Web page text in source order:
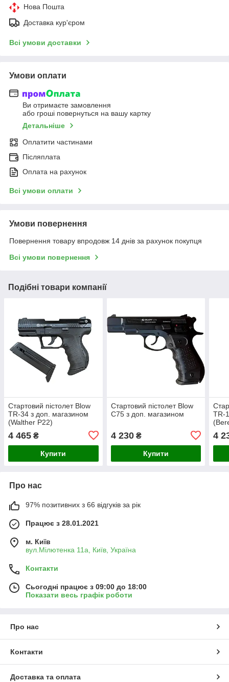
Нова Пошта
Доставка кур'єром
Всі умови доставки
Умови оплати
Ви отримаєте замовлення
або гроші повернуться на вашу картку
Детальніше
Оплатити частинами
Післяплата
Оплата на рахунок
Всі умови оплати
Умови повернення
Повернення товару впродовж 14 днів за рахунок покупця
Всі умови повернення
Подібні товари компанії
Стартовий пістолет Blow
TR-34 з доп. магазином
(Walther P22)
4 465 ₴
Купити
Стартовий пістолет Blow
C75 з доп. магазином
4 230₴
Купити
TR-
4
Про нас
97% позитивних з 66 відгуків за рік
Працює з 28.01.2021
м. Київ
вул.Мілютенка 11а, Київ, Україна
Контакти
Сьогодні працює з 09:00 до 18:00
Показати весь графік роботи
Про нас
Контакти
Доставка та оплата